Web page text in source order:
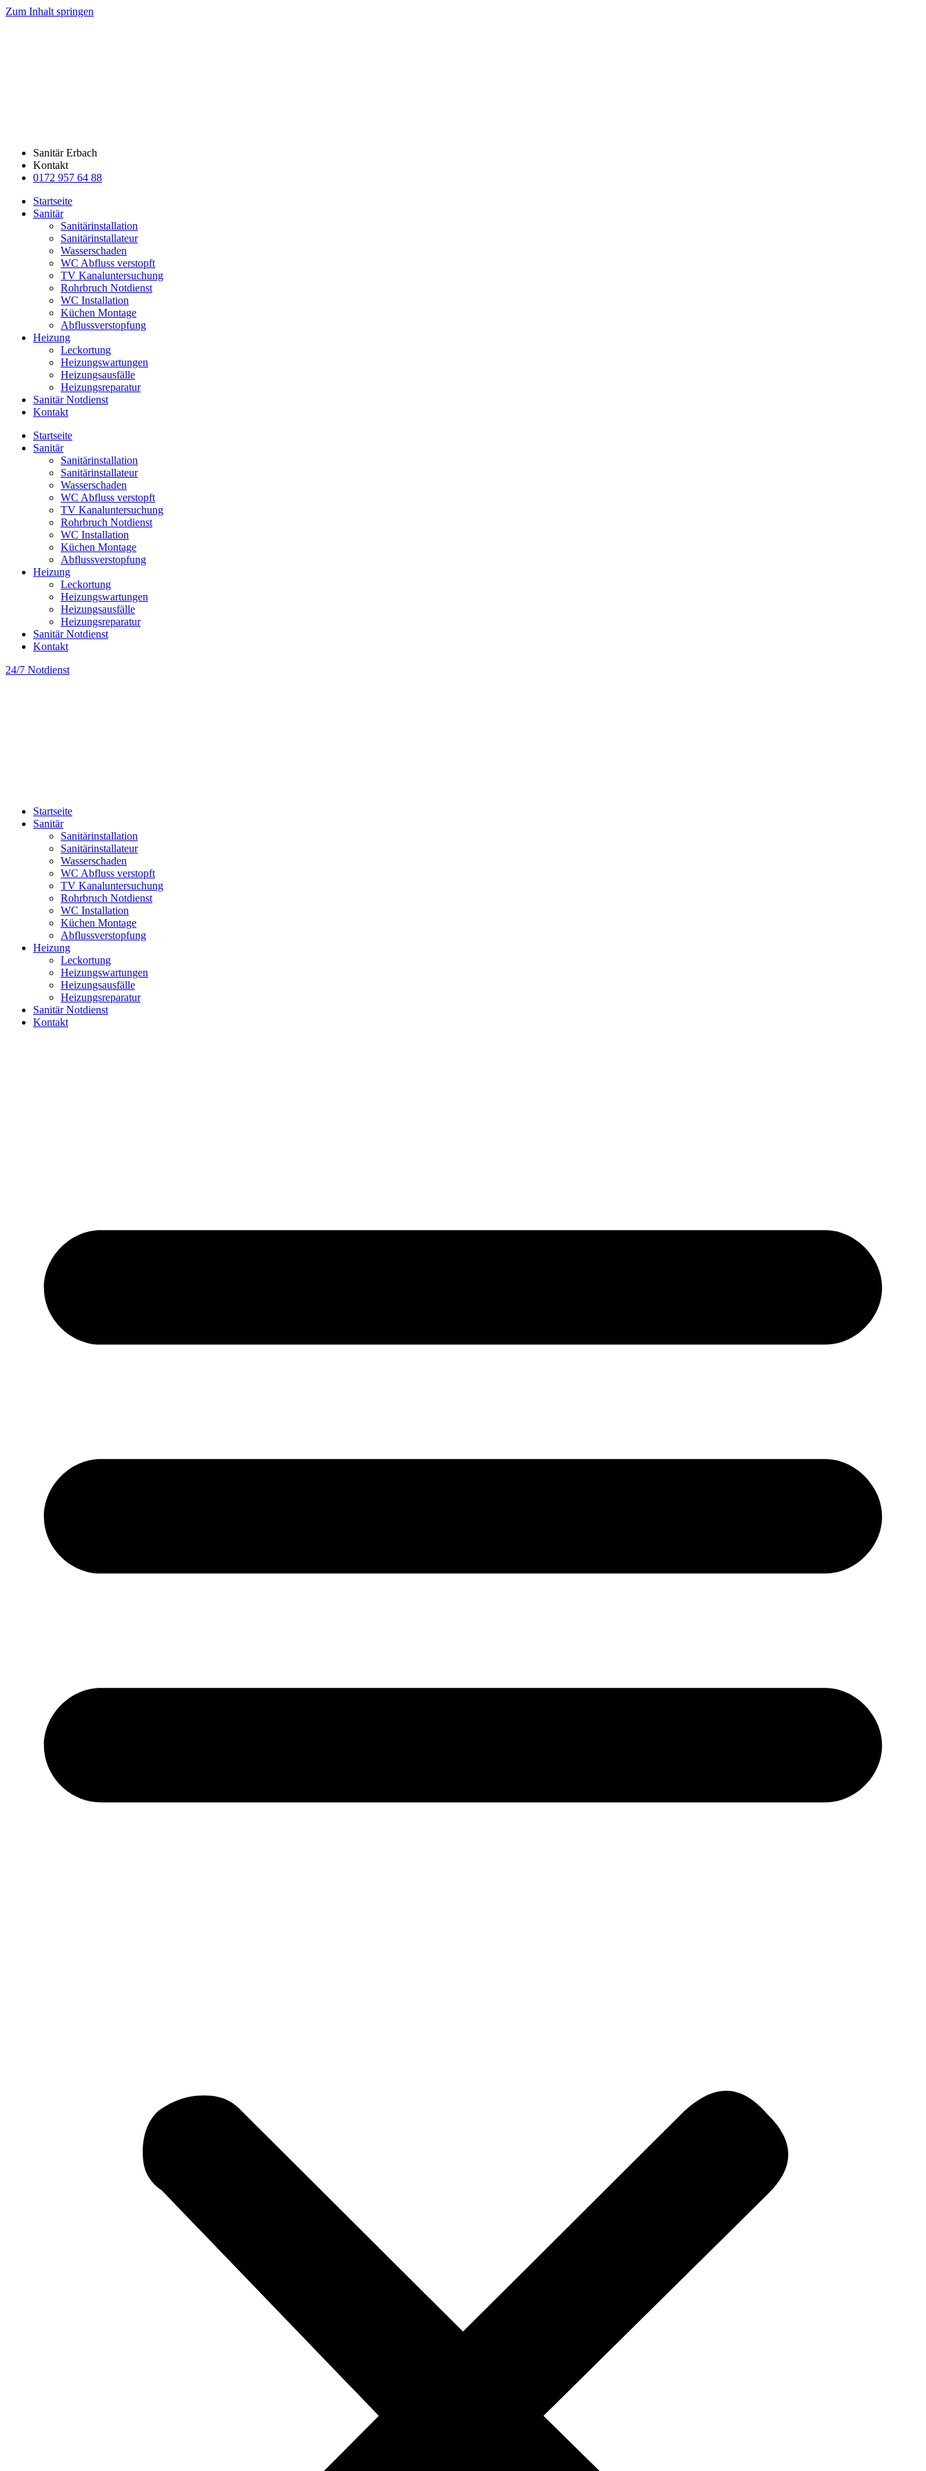
Zum Inhalt springen
Sanitär Erbach
Kontakt
0172 957 64 88
Startseite
Sanitär
Sanitärinstallation
Sanitärinstallateur
Wasserschaden
WC Abfluss verstopft
TV Kanaluntersuchung
Rohrbruch Notdienst
WC Installation
Küchen Montage
Abflussverstopfung
Heizung
Leckortung
Heizungswartungen
Heizungsausfälle
Heizungsreparatur
Sanitär Notdienst
Kontakt
Startseite
Sanitär
Sanitärinstallation
Sanitärinstallateur
Wasserschaden
WC Abfluss verstopft
TV Kanaluntersuchung
Rohrbruch Notdienst
WC Installation
Küchen Montage
Abflussverstopfung
Heizung
Leckortung
Heizungswartungen
Heizungsausfälle
Heizungsreparatur
Sanitär Notdienst
Kontakt
24/7 Notdienst
Startseite
Sanitär
Sanitärinstallation
Sanitärinstallateur
Wasserschaden
WC Abfluss verstopft
TV Kanaluntersuchung
Rohrbruch Notdienst
WC Installation
Küchen Montage
Abflussverstopfung
Heizung
Leckortung
Heizungswartungen
Heizungsausfälle
Heizungsreparatur
Sanitär Notdienst
Kontakt